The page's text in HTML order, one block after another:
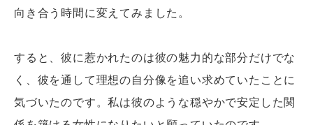
向き合う時間に変えてみました。
すると、彼に惹かれたのは彼の魅力的な部分だけでな
く、彼を通して理想の自分像を追い求めていたことに
気づいたのです。私は彼のような穏やかで安定した関